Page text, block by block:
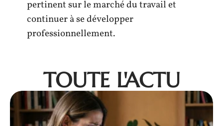
pertinent sur le marché du travail et
continuer à se développer
professionnellement.
TOUTE L'ACTU